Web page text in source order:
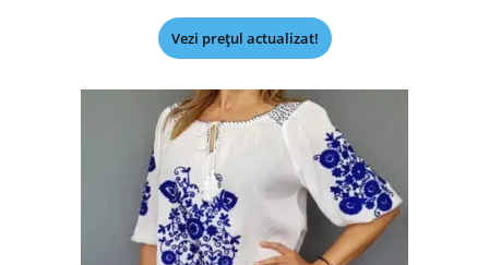
Vezi prețul actualizat!